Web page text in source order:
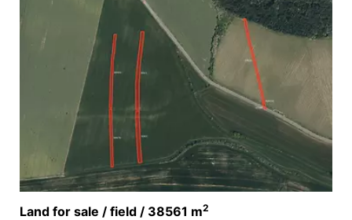
Land for sale / field / 38561 m2